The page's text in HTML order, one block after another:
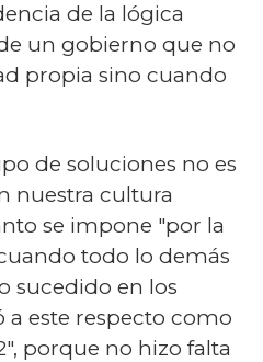
de la lógica
un gobierno que no
propia sino cuando
de soluciones no es
nuestra cultura
se impone "por la
todo lo demás
sucedido en los
este respecto como
porque no hizo falta